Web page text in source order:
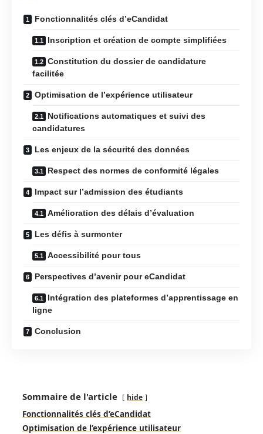
Fonctionnalités clés d’eCandidat
Inscription et création de compte simplifiées
Constitution du dossier de candidature
facilitée
Optimisation de l’expérience utilisateur
Notifications automatiques et suivi des
candidatures
Les enjeux de la sécurité des données
Respect des normes de conformité légales
Impact sur l’admission des étudiants
Amélioration des délais d’évaluation
Les défis à surmonter
Accessibilité pour tous
Perspectives d’avenir pour eCandidat
Intégration des plateformes d’apprentissage en
ligne
Conclusion
Sommaire de l'article hide
Fonctionnalités clés d’eCandidat
Optimisation de l’expérience utilisateur